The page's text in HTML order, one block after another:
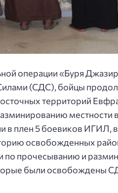
операции «Буря
(СДС), бойцы
территорий
местности
в плен 5 боевиков ИГИЛ,
освобожденных
по прочесыванию и
были освобождены